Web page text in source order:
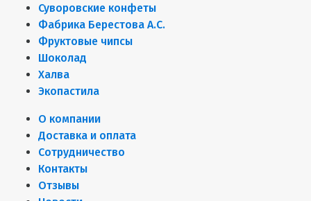
Суворовские конфеты
Фабрика Берестова А.С.
Фруктовые чипсы
Шоколад
Халва
Экопастила
О компании
Доставка и оплата
Сотрудничество
Контакты
Отзывы